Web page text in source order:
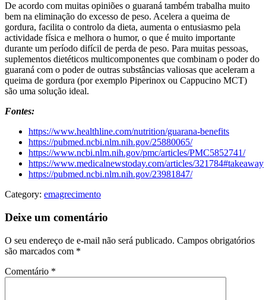
De acordo com muitas opiniões o guaraná também trabalha muito
bem na eliminação do excesso de peso. Acelera a queima de
gordura, facilita o controlo da dieta, aumenta o entusiasmo pela
actividade física e melhora o humor, o que é muito importante
durante um período difícil de perda de peso. Para muitas pessoas,
suplementos dietéticos multicomponentes que combinam o poder do
guaraná com o poder de outras substâncias valiosas que aceleram a
queima de gordura (por exemplo Piperinox ou Cappucino MCT)
são uma solução ideal.
Fontes:
https://www.healthline.com/nutrition/guarana-benefits
https://pubmed.ncbi.nlm.nih.gov/25880065/
https://www.ncbi.nlm.nih.gov/pmc/articles/PMC5852741/
https://www.medicalnewstoday.com/articles/321784#takeaway
https://pubmed.ncbi.nlm.nih.gov/23981847/
Category: emagrecimento
Deixe um comentário
O seu endereço de e-mail não será publicado. Campos obrigatórios
são marcados com *
Comentário *